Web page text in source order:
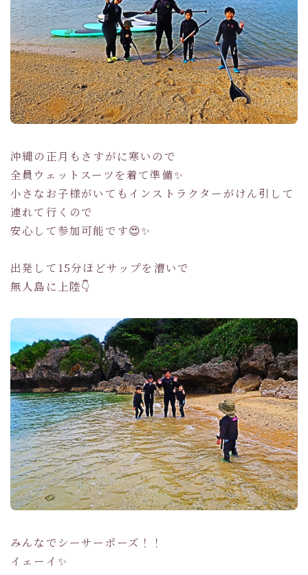
沖縄の正月もさすがに寒いので
全員ウェットスーツを着て準備✨
小さなお子様がいてもインストラクターがけん引して
連れて行くので
安心して参加可能です😍✨
出発して15分ほどサップを漕いで
無人島に上陸👇
みんなでシーサーポーズ！！
イェーイ✨